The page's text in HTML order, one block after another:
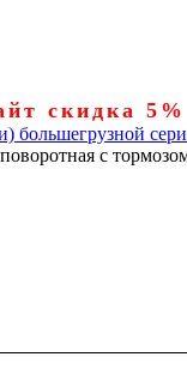
скидка 5%
большегрузной
с